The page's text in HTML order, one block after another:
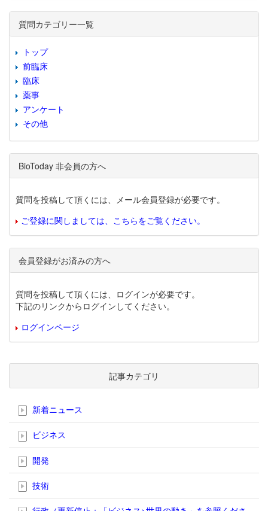
質問カテゴリー一覧
トップ
前臨床
臨床
薬事
アンケート
その他
BioToday 非会員の方へ
質問を投稿して頂くには、メール会員登録が必要です。
ご登録に関しましては、こちらをご覧ください。
会員登録がお済みの方へ
質問を投稿して頂くには、ログインが必要です。
下記のリンクからログインしてください。
ログインページ
記事カテゴリ
新着ニュース
ビジネス
開発
技術